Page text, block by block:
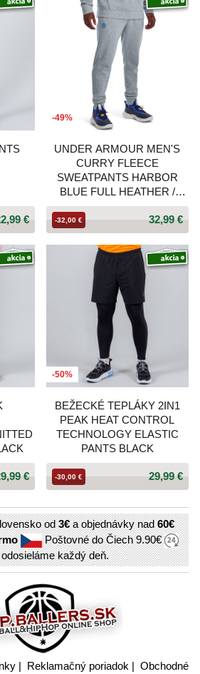
€
-49%
UNDER ARMOUR MEN'S
CURRY FLEECE
SWEATPANTS HARBOR
BLUE FULL HEATHER /
BLUE CIRCUIT
32,99 €
-32,00 €
€
-50%
BEŽECKÉ TEPLÁKY 2IN1
PEAK HEAT CONTROL
TECHNOLOGY ELASTIC
PANTS BLACK
29,99 €
-30,00 €
od3€a objednávky nad60€
Poštovné do Čiech9.90€
každý deň.
| Reklamačný poriadok | Obchodné